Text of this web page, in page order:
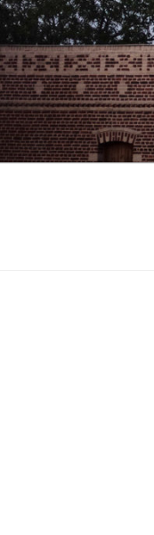
Aller
au
contenu
principal